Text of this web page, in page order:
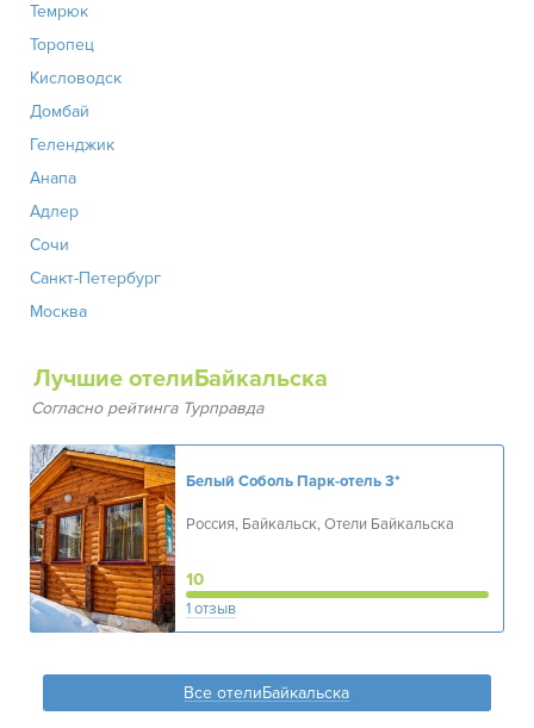
Темрюк
Торопец
Кисловодск
Домбай
Геленджик
Анапа
Адлер
Сочи
Санкт-Петербург
Москва
Лучшие отелиБайкальска
Согласно рейтинга Турправда
Белый Соболь Парк-отель3*
Россия, Байкальск, Отели Байкальска
10
1 отзыв
Все отелиБайкальска